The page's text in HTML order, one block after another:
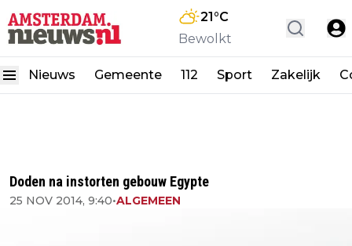
21°C
Bewolkt
Nieuws Gemeente 112 Sport Zakelijk
Doden na instorten gebouw Egypte
25 NOV 2014, 9:40•ALGEMEEN